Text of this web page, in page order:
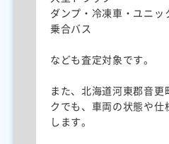
ダンプ・冷凍車・ユニッ
乗合バス
なども査定対象です。
また、北海道河東郡音
クでも、車両の状態や
します。